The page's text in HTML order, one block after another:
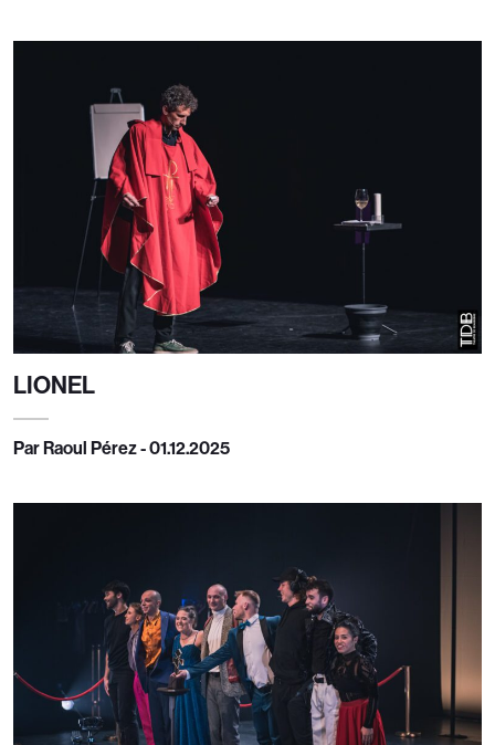
LIONEL
Par Raoul Pérez - 01.12.2025